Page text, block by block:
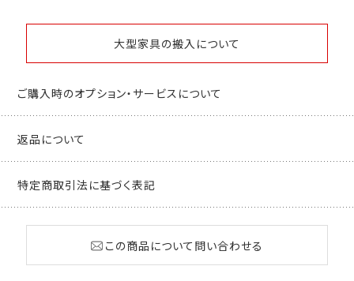
大型家具の搬入について
ご購入時のオプション・サービスについて
返品について
特定商取引法に基づく表記
この商品について問い合わせる